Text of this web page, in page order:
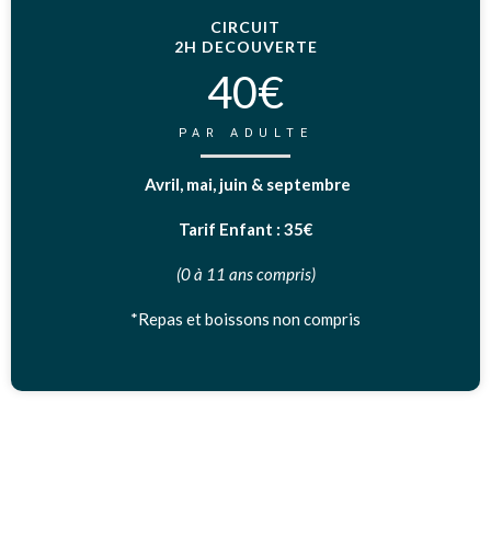
CIRCUIT
2H DECOUVERTE
40€
PAR ADULTE
Avril, mai, juin & septembre
Tarif Enfant : 35€
(0 à 11 ans compris)
*Repas et boissons non compris